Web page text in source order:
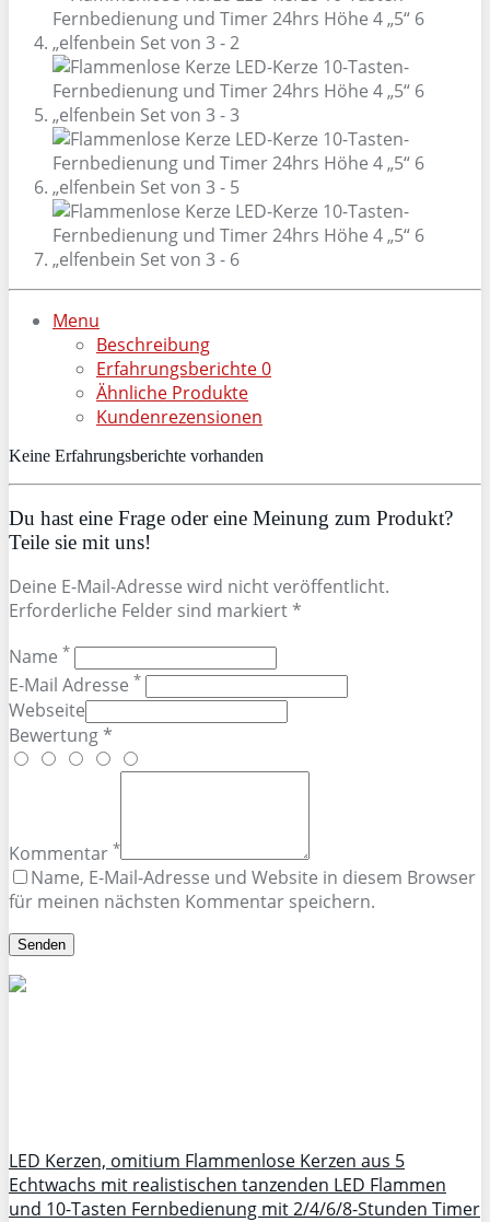
Menu
Beschreibung
Erfahrungsberichte0
Ähnliche Produkte
Kundenrezensionen
Keine Erfahrungsberichte vorhanden
Du hast eine Frage oder eine Meinung zum Produkt?
Teile sie mit uns!
Deine E-Mail-Adresse wird nicht veröffentlicht.
Erforderliche Felder sind markiert *
Name *
E-Mail Adresse *
Webseite
Bewertung *
Kommentar *
Name, E-Mail-Adresse und Website in diesem Browser
für meinen nächsten Kommentar speichern.
LED Kerzen, omitium Flammenlose Kerzen aus 5
Echtwachs mit realistischen tanzenden LED Flammen
und 10-Tasten Fernbedienung mit 2/4/6/8-Stunden Timer